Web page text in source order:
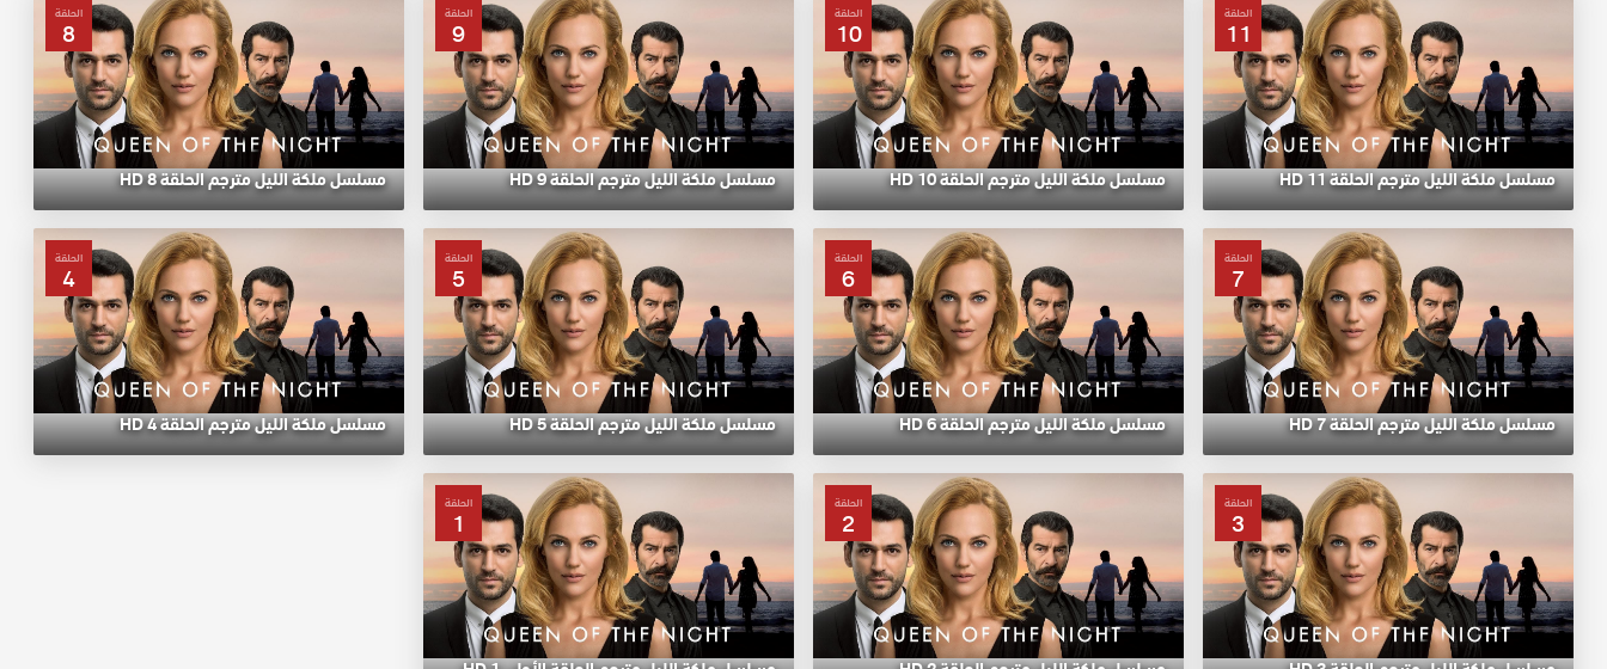
الحلقة
11
مسلسل ملكة الليل مترجم الحلقة 11 HD
الحلقة
10
مسلسل ملكة الليل مترجم الحلقة 10 HD
الحلقة
9
مسلسل ملكة الليل مترجم الحلقة 9 HD
الحلقة
8
مسلسل ملكة الليل مترجم الحلقة 8 HD
الحلقة
7
مسلسل ملكة الليل مترجم الحلقة 7 HD
الحلقة
6
مسلسل ملكة الليل مترجم الحلقة 6 HD
الحلقة
5
مسلسل ملكة الليل مترجم الحلقة 5 HD
الحلقة
4
مسلسل ملكة الليل مترجم الحلقة 4 HD
الحلقة
3
الحلقة
2
الحلقة
1